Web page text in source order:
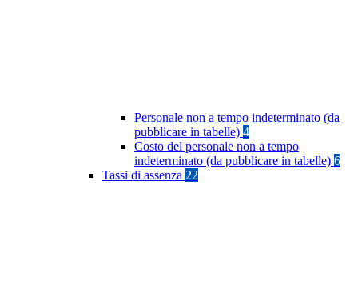
Personale non a tempo indeterminato (da
pubblicare in tabelle) 4
Costo del personale non a tempo
indeterminato (da pubblicare in tabelle) 6
Tassi di assenza 22